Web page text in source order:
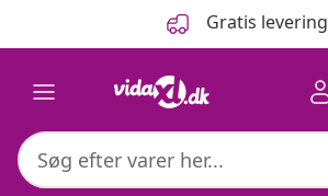
Gratis levering